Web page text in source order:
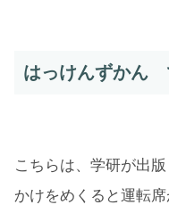
はっけんずかん
こちらは、学研が出
かけをめくると運転